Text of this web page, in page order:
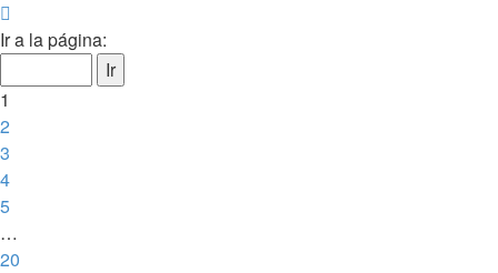
1
20
Ir a la página:
1
2
3
4
5
…
20